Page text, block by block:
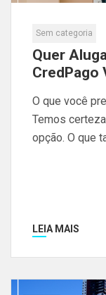
Sem categoria
Quer
CredPago
O que você
Temos
opção. O que
LEIA MAIS